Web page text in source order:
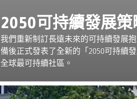
2050可持續發展策
我們重新制訂長遠未來的可持續發展
備後正式發表了全新的「2050可持續
全球最可持續社區。